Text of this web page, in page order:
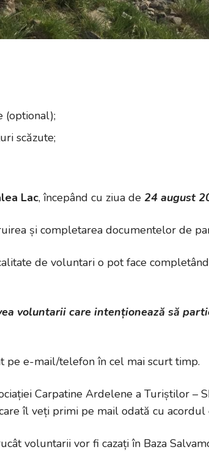
(optional);
scăzute;
Lac, începând cu ziua de 24 august
și completarea documentelor de
de voluntari o pot face completând
voluntarii care intenționează să
pe e-mail/telefon în cel mai scurt timp.
Carpatine Ardelene a Turiștilor –
îl veți primi pe mail odată cu acordul
voluntarii vor fi cazați în Baza